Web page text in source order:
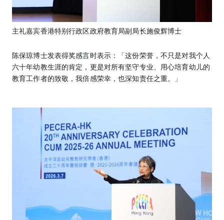
主礼嘉宾香港特别行政区政府教育局副局长施俊辉博士
陈保琼博士发表得奖感言时表示：「这份荣誉，不只是对我个人
六十年幼教生涯的肯定，更是对所有坚守专业、用心培育幼儿的
教育工作者的致敬，我倍感荣幸，也深知责任之重。」